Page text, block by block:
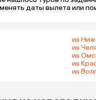
даты вылета или
из
из
из
из
из